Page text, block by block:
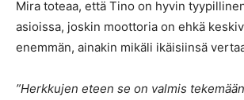
Mira toteaa, että Tino on hyvin
asioissa, joskin moottoria on ehkä
enemmän, ainakin mikäli ikäisiinsä
”Herkkujen eteen se on valmis